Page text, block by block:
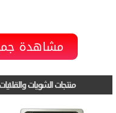
مشاهدة
منتجات الشويات والقلايات